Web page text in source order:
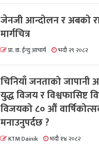
जेनजी आन्दोलन र अबको
मार्गचित्र
प्रा. डा. ईन्दु आचार्य भदौ २९ २०८२
चिनियाँ जनताको जापानी
युद्ध विजय र विश्वफासिष्ट
विजयको ८० औं
मनाउनुपर्दछ ?
KTM Dainik भदौ १४ २०८२